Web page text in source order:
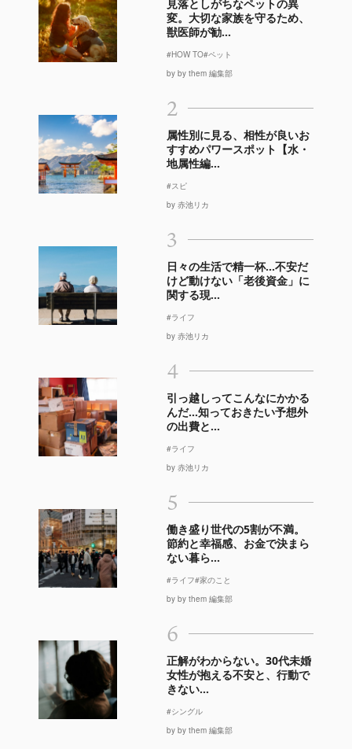
見落としがちなペットの異
変。大切な家族を守るため、
獣医師が勧...
#HOW TO#ペット
by by them 編集部
2
属性別に見る、相性が良いお
すすめパワースポット【水・
地属性編...
#スピ
by 赤池リカ
3
日々の生活で精一杯…不安だ
けど動けない「老後資金」に
関する現...
#ライフ
by 赤池リカ
4
引っ越しってこんなにかかる
んだ…知っておきたい予想外
の出費と...
#ライフ
by 赤池リカ
5
働き盛り世代の5割が不満。
節約と幸福感、お金で決まら
ない暮ら...
#ライフ#家のこと
by by them 編集部
6
正解がわからない。30代未婚
女性が抱える不安と、行動で
きない...
#シングル
by by them 編集部